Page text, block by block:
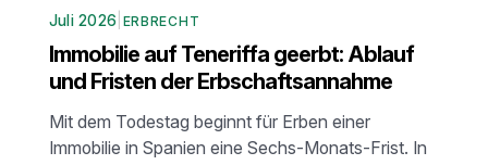
Juli 2026 ERBRECHT
Immobilie auf Teneriffa geerbt: Ablauf
und Fristen der Erbschaftsannahme
Mit dem Todestag beginnt für Erben einer
Immobilie in Spanien eine Sechs-Monats-Frist. In